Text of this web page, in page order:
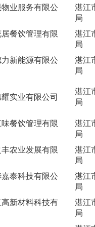
业服务有限公
湛江
局
餐饮管理有限
湛江
局
新能源有限公
湛江
局
实业有限公司
湛江
局
餐饮管理有限
湛江
局
农业发展有限
湛江
局
泰科技有限公
湛江
局
新材料科技有
湛江
局